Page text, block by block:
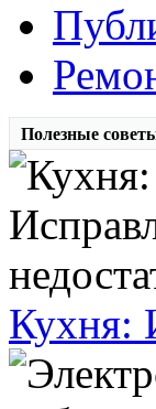
Полезные
Кухня: